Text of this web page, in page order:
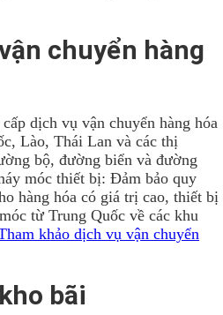
chuyển hàng
dịch vụ vận chuyển hàng hóa
Lào, Thái Lan và các thị
bộ, đường biển và đường
móc thiết bị: Đảm bảo quy
hàng hóa có giá trị cao, thiết bị
từ Trung Quốc về các khu
khảo dịch vụ vận chuyển
bãi